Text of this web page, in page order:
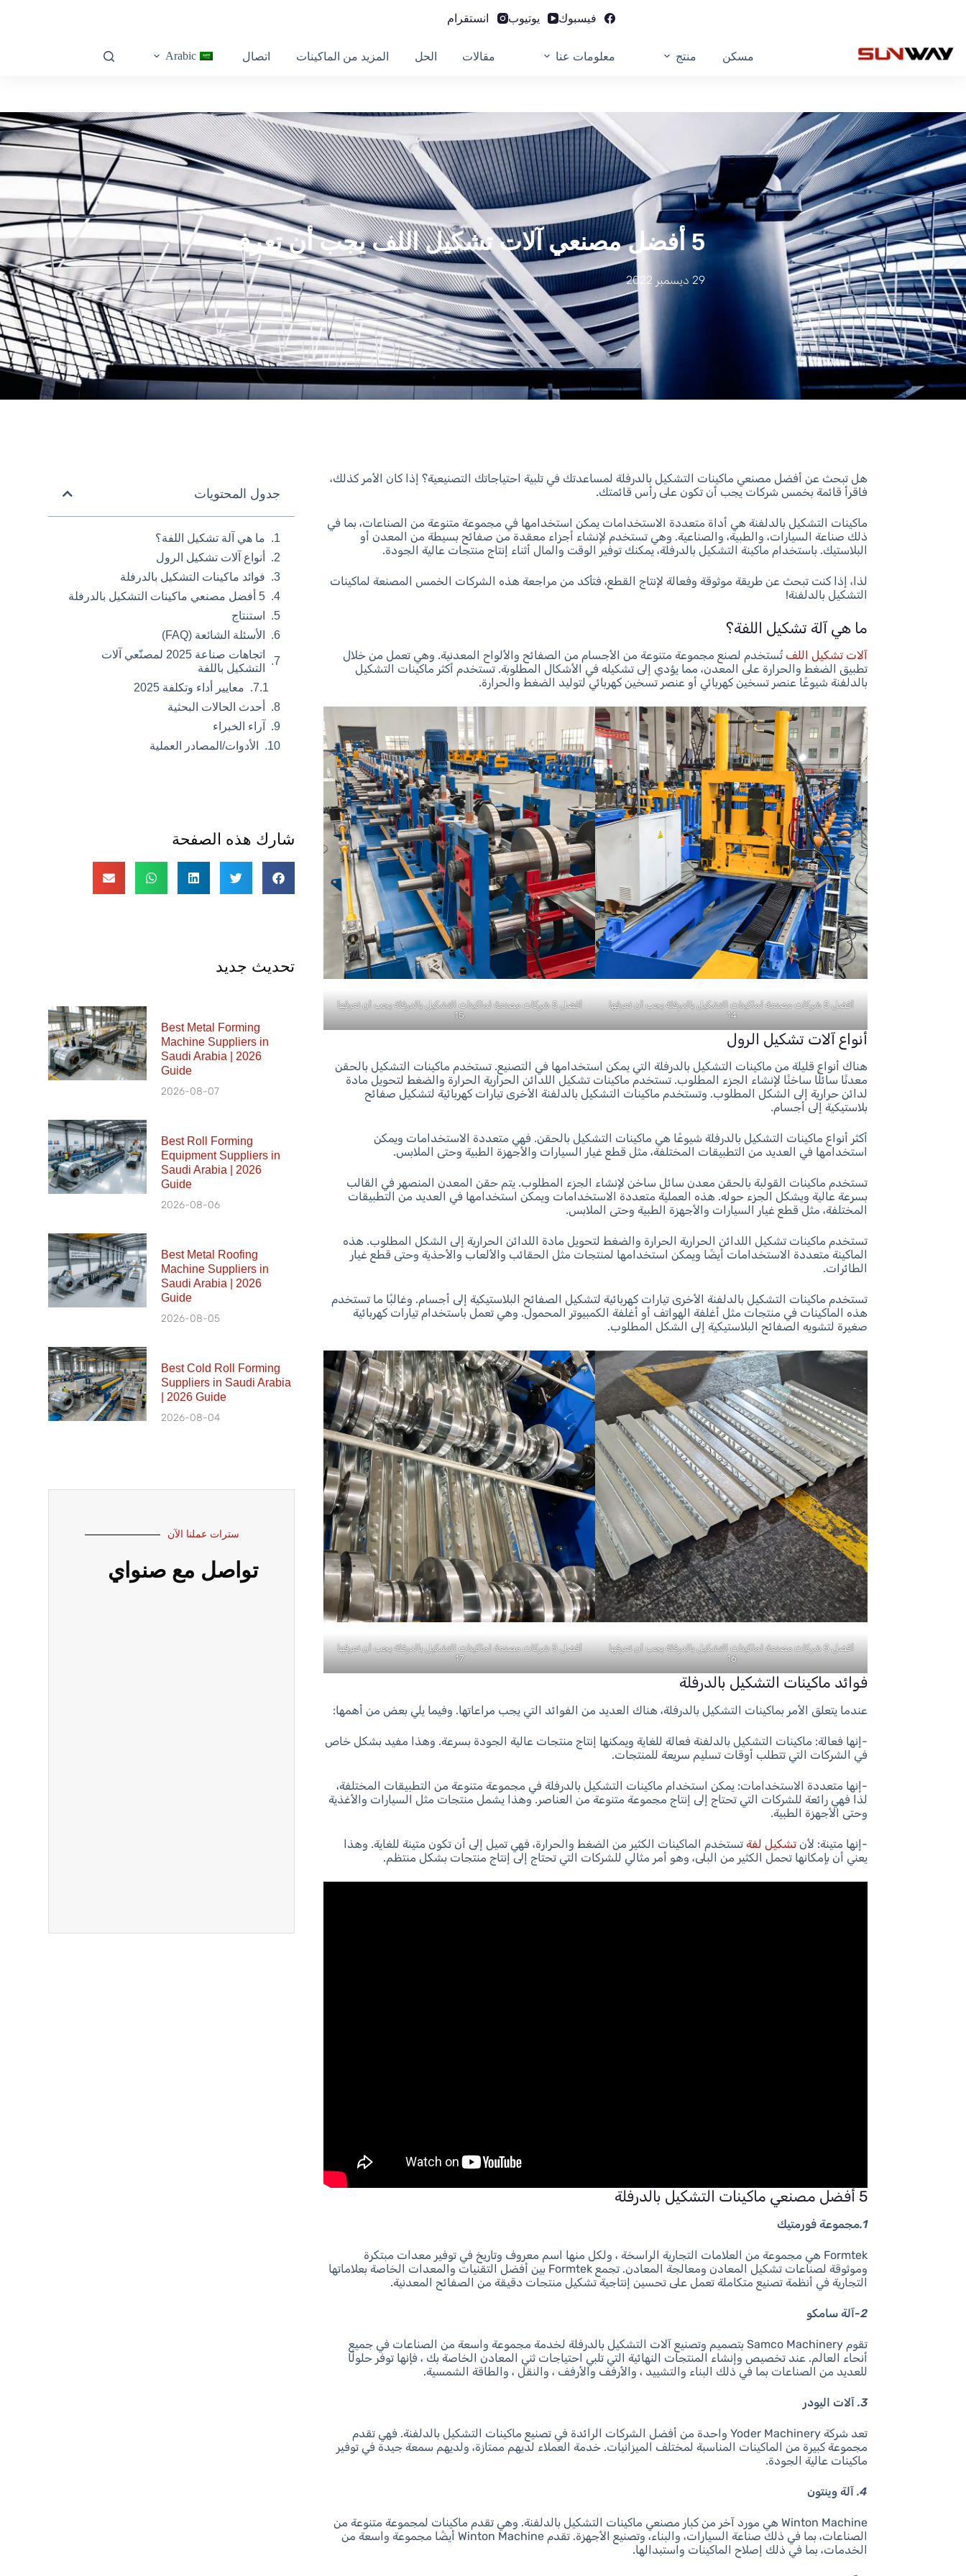
فيسبوك يوتيوب انستقرام
مسكن منتج معلومات عنا مقالات الحل المزيد من الماكينات اتصال Arabic
5 أفضل مصنعي آلات تشكيل اللف يجب أن تعرفه
29 ديسمبر 2022
هل تبحث عن أفضل مصنعي ماكينات التشكيل بالدرفلة لمساعدتك في تلبية احتياجاتك التصنيعية؟ إذا كان الأمر كذلك،
فاقرأ قائمة بخمس شركات يجب أن تكون على رأس قائمتك.
ماكينات التشكيل بالدلفنة هي أداة متعددة الاستخدامات يمكن استخدامها في مجموعة متنوعة من الصناعات، بما في
ذلك صناعة السيارات، والطبية، والصناعية. وهي تستخدم لإنشاء أجزاء معقدة من صفائح بسيطة من المعدن أو
البلاستيك. باستخدام ماكينة التشكيل بالدرفلة، يمكنك توفير الوقت والمال أثناء إنتاج منتجات عالية الجودة.
لذا، إذا كنت تبحث عن طريقة موثوقة وفعالة لإنتاج القطع، فتأكد من مراجعة هذه الشركات الخمس المصنعة لماكينات
التشكيل بالدلفنة!
ما هي آلة تشكيل اللفة؟
آلات تشكيل اللف تُستخدم لصنع مجموعة متنوعة من الأجسام من الصفائح والألواح المعدنية. وهي تعمل من خلال
تطبيق الضغط والحرارة على المعدن، مما يؤدي إلى تشكيله في الأشكال المطلوبة. تستخدم أكثر ماكينات التشكيل
بالدلفنة شيوعًا عنصر تسخين كهربائي أو عنصر تسخين كهربائي لتوليد الضغط والحرارة.
أفضل 5 شركات مصنعة لماكينات التشكيل بالدرفلة يجب أن تعرفها
14
أفضل 5 شركات مصنعة لماكينات التشكيل بالدرفلة يجب أن تعرفها
15
أنواع آلات تشكيل الرول
هناك أنواع قليلة من ماكينات التشكيل بالدرفلة التي يمكن استخدامها في التصنيع. تستخدم ماكينات التشكيل بالحقن
معدنًا سائلًا ساخنًا لإنشاء الجزء المطلوب. تستخدم ماكينات تشكيل اللدائن الحرارية الحرارة والضغط لتحويل مادة
لدائن حرارية إلى الشكل المطلوب. وتستخدم ماكينات التشكيل بالدلفنة الأخرى تيارات كهربائية لتشكيل صفائح
بلاستيكية إلى أجسام.
أكثر أنواع ماكينات التشكيل بالدرفلة شيوعًا هي ماكينات التشكيل بالحقن. فهي متعددة الاستخدامات ويمكن
استخدامها في العديد من التطبيقات المختلفة، مثل قطع غيار السيارات والأجهزة الطبية وحتى الملابس.
تستخدم ماكينات القولبة بالحقن معدن سائل ساخن لإنشاء الجزء المطلوب. يتم حقن المعدن المنصهر في القالب
بسرعة عالية ويشكل الجزء حوله. هذه العملية متعددة الاستخدامات ويمكن استخدامها في العديد من التطبيقات
المختلفة، مثل قطع غيار السيارات والأجهزة الطبية وحتى الملابس.
تستخدم ماكينات تشكيل اللدائن الحرارية الحرارة والضغط لتحويل مادة اللدائن الحرارية إلى الشكل المطلوب. هذه
الماكينة متعددة الاستخدامات أيضًا ويمكن استخدامها لمنتجات مثل الحقائب والألعاب والأحذية وحتى قطع غيار
الطائرات.
تستخدم ماكينات التشكيل بالدلفنة الأخرى تيارات كهربائية لتشكيل الصفائح البلاستيكية إلى أجسام. وغالبًا ما تستخدم
هذه الماكينات في منتجات مثل أغلفة الهواتف أو أغلفة الكمبيوتر المحمول. وهي تعمل باستخدام تيارات كهربائية
صغيرة لتشويه الصفائح البلاستيكية إلى الشكل المطلوب.
أفضل 5 شركات مصنعة لماكينات التشكيل بالدرفلة يجب أن تعرفها
16
أفضل 5 شركات مصنعة لماكينات التشكيل بالدرفلة يجب أن تعرفها
17
فوائد ماكينات التشكيل بالدرفلة
عندما يتعلق الأمر بماكينات التشكيل بالدرفلة، هناك العديد من الفوائد التي يجب مراعاتها. وفيما يلي بعض من أهمها:
-إنها فعالة: ماكينات التشكيل بالدلفنة فعالة للغاية ويمكنها إنتاج منتجات عالية الجودة بسرعة. وهذا مفيد بشكل خاص
في الشركات التي تتطلب أوقات تسليم سريعة للمنتجات.
-إنها متعددة الاستخدامات: يمكن استخدام ماكينات التشكيل بالدرفلة في مجموعة متنوعة من التطبيقات المختلفة،
لذا فهي رائعة للشركات التي تحتاج إلى إنتاج مجموعة متنوعة من العناصر. وهذا يشمل منتجات مثل السيارات والأغذية
وحتى الأجهزة الطبية.
-إنها متينة: لأنتشكيل لفة تستخدم الماكينات الكثير من الضغط والحرارة، فهي تميل إلى أن تكون متينة للغاية. وهذا
يعني أن بإمكانها تحمل الكثير من البلى، وهو أمر مثالي للشركات التي تحتاج إلى إنتاج منتجات بشكل منتظم.
5 أفضل مصنعي ماكينات التشكيل بالدرفلة
1.مجموعة فورمتيك
Formtek هي مجموعة من العلامات التجارية الراسخة ، ولكل منها اسم معروف وتاريخ في توفير معدات مبتكرة
وموثوقة لصناعات تشكيل المعادن ومعالجة المعادن. تجمع Formtek بين أفضل التقنيات والمعدات الخاصة بعلاماتها
التجارية في أنظمة تصنيع متكاملة تعمل على تحسين إنتاجية تشكيل منتجات دقيقة من الصفائح المعدنية.
2-آلة سامكو
تقوم Samco Machinery بتصميم وتصنيع آلات التشكيل بالدرفلة لخدمة مجموعة واسعة من الصناعات في جميع
أنحاء العالم. عند تخصيص وإنشاء المنتجات النهائية التي تلبي احتياجات ثني المعادن الخاصة بك ، فإنها توفر حلولًا
للعديد من الصناعات بما في ذلك البناء والتشييد ، والأرفف والأرفف ، والنقل ، والطاقة الشمسية.
3. آلات اليودر
تعد شركة Yoder Machinery واحدة من أفضل الشركات الرائدة في تصنيع ماكينات التشكيل بالدلفنة. فهي تقدم
مجموعة كبيرة من الماكينات المناسبة لمختلف الميزانيات. خدمة العملاء لديهم ممتازة، ولديهم سمعة جيدة في توفير
ماكينات عالية الجودة.
4. آلة وينتون
Winton Machine هي مورد آخر من كبار مصنعي ماكينات التشكيل بالدلفنة. وهي تقدم ماكينات لمجموعة متنوعة من
الصناعات، بما في ذلك صناعة السيارات، والبناء، وتصنيع الأجهزة. تقدم Winton Machine أيضًا مجموعة واسعة من
الخدمات، بما في ذلك إصلاح الماكينات واستبدالها.
جدول المحتويات
ما هي آلة تشكيل اللفة؟
أنواع آلات تشكيل الرول
فوائد ماكينات التشكيل بالدرفلة
5 أفضل مصنعي ماكينات التشكيل بالدرفلة
استنتاج
الأسئلة الشائعة (FAQ)
اتجاهات صناعة 2025 لمصنّعي آلات
التشكيل باللفة
معايير أداء وتكلفة 2025
أحدث الحالات البحثية
آراء الخبراء
الأدوات/المصادر العملية
شارك هذه الصفحة
تحديث جديد
Best Metal Forming
Machine Suppliers in
Saudi Arabia | 2026
Guide
2026-08-07
Best Roll Forming
Equipment Suppliers in
Saudi Arabia | 2026
Guide
2026-08-06
Best Metal Roofing
Machine Suppliers in
Saudi Arabia | 2026
Guide
2026-08-05
Best Cold Roll Forming
Suppliers in Saudi Arabia
| 2026 Guide
2026-08-04
سترات عملنا الآن
تواصل مع صنواي